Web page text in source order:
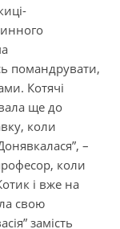
помандрувати,
Котячі
ще до
коли
–
коли
і вже на
свою
замість